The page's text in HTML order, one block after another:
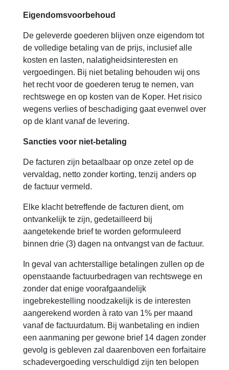
Eigendomsvoorbehoud
De geleverde goederen blijven onze eigendom tot
de volledige betaling van de prijs, inclusief alle
kosten en lasten, nalatigheidsinteresten en
vergoedingen. Bij niet betaling behouden wij ons
het recht voor de goederen terug te nemen, van
rechtswege en op kosten van de Koper. Het risico
wegens verlies of beschadiging gaat evenwel over
op de klant vanaf de levering.
Sancties voor niet-betaling
De facturen zijn betaalbaar op onze zetel op de
vervaldag, netto zonder korting, tenzij anders op
de factuur vermeld.
Elke klacht betreffende de facturen dient, om
ontvankelijk te zijn, gedetailleerd bij
aangetekende brief te worden geformuleerd
binnen drie (3) dagen na ontvangst van de factuur.
In geval van achterstallige betalingen zullen op de
openstaande factuurbedragen van rechtswege en
zonder dat enige voorafgaandelijk
ingebrekestelling noodzakelijk is de interesten
aangerekend worden à rato van 1% per maand
vanaf de factuurdatum. Bij wanbetaling en indien
een aanmaning per gewone brief 14 dagen zonder
gevolg is gebleven zal daarenboven een forfaitaire
schadevergoeding verschuldigd zijn ten belopen